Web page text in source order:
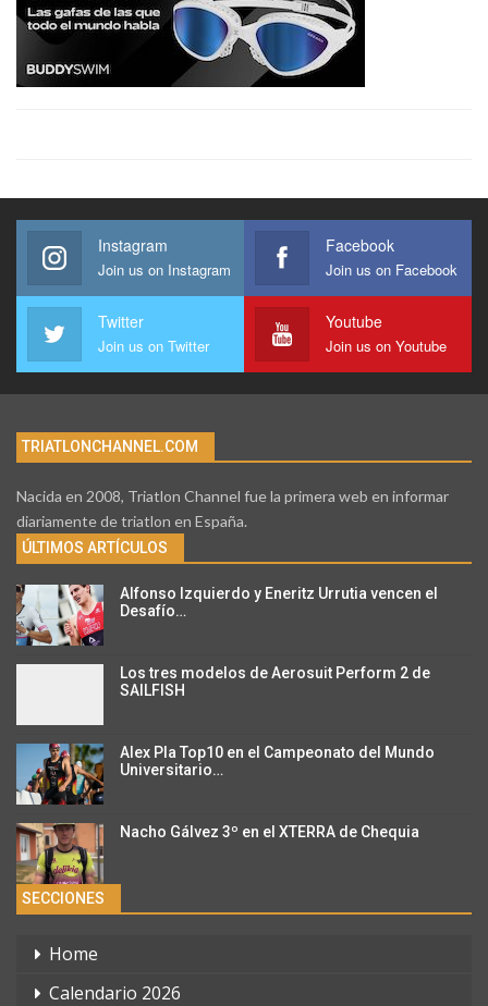
Instagram
Join us on Instagram
Facebook
Join us on Facebook
Twitter
Join us on Twitter
Youtube
Join us on Youtube
TRIATLONCHANNEL.COM
Nacida en 2008, Triatlon Channel fue la primera web en informar
diariamente de triatlon en España.
ÚLTIMOS ARTÍCULOS
Alfonso Izquierdo y Eneritz Urrutia vencen el
Desafío…
Los tres modelos de Aerosuit Perform 2 de
SAILFISH
Alex Pla Top10 en el Campeonato del Mundo
Universitario…
Nacho Gálvez 3º en el XTERRA de Chequia
SECCIONES
Home
Calendario 2026